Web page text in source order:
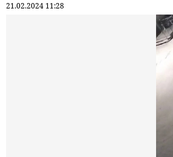
21.02.2024 11:28